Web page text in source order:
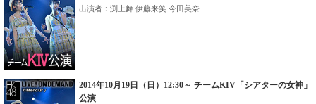
出演者：渕上舞 伊藤来笑 今田美奈...
2014年10月19日（日）12:30～ チームKIV「シアターの女神」
公演